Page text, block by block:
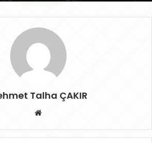
Talha ÇAKIR
sit